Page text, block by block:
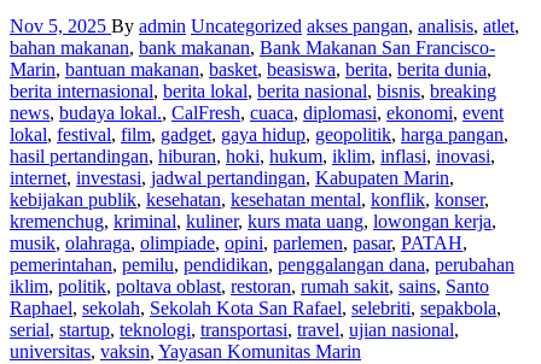
Nov 5, 2025 By admin Uncategorized akses pangan, analisis, atlet,
bahan makanan, bank makanan, Bank Makanan San Francisco-
Marin, bantuan makanan, basket, beasiswa, berita, berita dunia,
berita internasional, berita lokal, berita nasional, bisnis, breaking
news, budaya lokal., CalFresh, cuaca, diplomasi, ekonomi, event
lokal, festival, film, gadget, gaya hidup, geopolitik, harga pangan,
hasil pertandingan, hiburan, hoki, hukum, iklim, inflasi, inovasi,
internet, investasi, jadwal pertandingan, Kabupaten Marin,
kebijakan publik, kesehatan, kesehatan mental, konflik, konser,
kremenchug, kriminal, kuliner, kurs mata uang, lowongan kerja,
musik, olahraga, olimpiade, opini, parlemen, pasar, PATAH,
pemerintahan, pemilu, pendidikan, penggalangan dana, perubahan
iklim, politik, poltava oblast, restoran, rumah sakit, sains, Santo
Raphael, sekolah, Sekolah Kota San Rafael, selebriti, sepakbola,
serial, startup, teknologi, transportasi, travel, ujian nasional,
universitas, vaksin, Yayasan Komunitas Marin